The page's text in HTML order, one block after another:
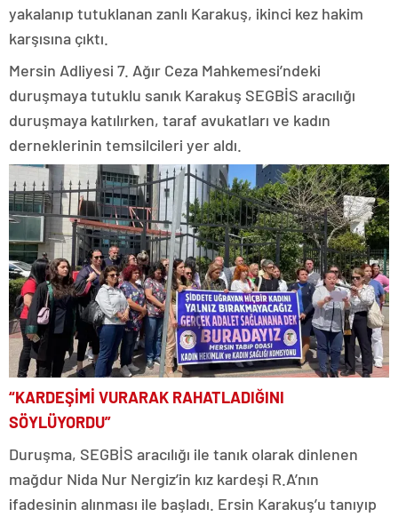
yakalanıp tutuklanan zanlı Karakuş, ikinci kez hakim
karşısına çıktı.
Mersin Adliyesi 7. Ağır Ceza Mahkemesi’ndeki
duruşmaya tutuklu sanık Karakuş SEGBİS aracılığı
duruşmaya katılırken, taraf avukatları ve kadın
derneklerinin temsilcileri yer aldı.
“KARDEŞİMİ VURARAK RAHATLADIĞINI
SÖYLÜYORDU”
Duruşma, SEGBİS aracılığı ile tanık olarak dinlenen
mağdur Nida Nur Nergiz’in kız kardeşi R.A’nın
ifadesinin alınması ile başladı. Ersin Karakuş’u tanıyıp